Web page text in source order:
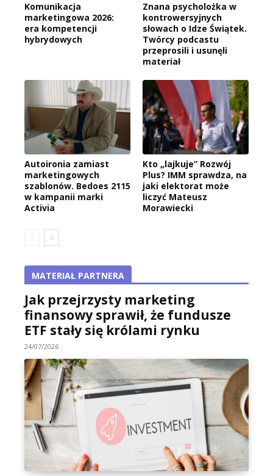
Komunikacja
marketingowa 2026:
era kompetencji
hybrydowych
Znana psycholożka w
kontrowersyjnych
słowach o Idze Świątek.
Twórcy podcastu
przeprosili i usunęli
materiał
Autoironia zamiast
marketingowych
szablonów. Bedoes 2115
w kampanii marki
Activia
Kto „lajkuje” Rozwój
Plus? IMM sprawdza, na
jaki elektorat może
liczyć Mateusz
Morawiecki
MATERIAŁ PARTNERA
Jak przejrzysty marketing
finansowy sprawił, że fundusze
ETF stały się królami rynku
24/07/2026